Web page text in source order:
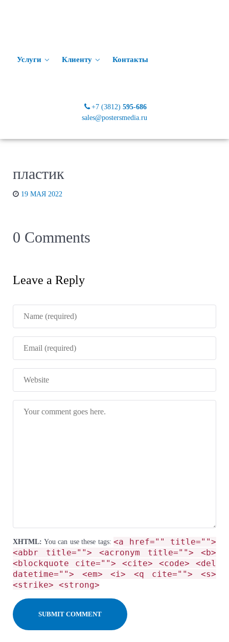
Услуги Клиенту Контакты
+7 (3812)595-686
sales@postersmedia.ru
пластик
19 МАЯ 2022
0 Comments
Leave a Reply
XHTML: You can use these tags: <a href="" title="">
<abbr title=""> <acronym title=""> <b>
<blockquote cite=""> <cite> <code> <del
datetime=""> <em> <i> <q cite=""> <s>
<strike> <strong>